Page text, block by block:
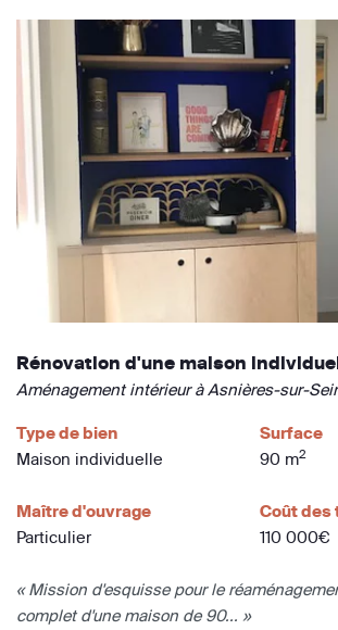
Rénovation d'une maison
Aménagement intérieur à Asnières-sur-
Type de bien
Maison individuelle
Surface
90 m2
Maître d'ouvrage
Particulier
Coût des
110 000€
« Mission d'esquisse pour le
complet d'une maison de 90... »